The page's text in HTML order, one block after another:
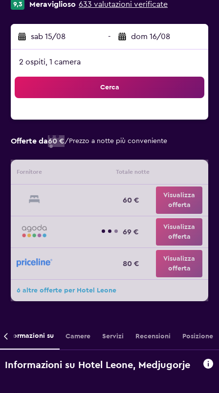
9,3 Meraviglioso 633 valutazioni verificate
sab 15/08 - dom 16/08
2 ospiti, 1 camera
Cerca
Offerte da60 €/ Prezzo a notte più conveniente
Fornitore Totale notte
60 €
Visualizza
offerta
69 €
Visualizza
offerta
80 €
Visualizza
offerta
6 altre offerte per Hotel Leone
Informazioni su Camere Servizi Recensioni Posizione
Informazioni su Hotel Leone, Medjugorje